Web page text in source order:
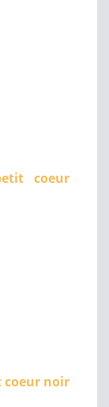
coeur
coeur noir